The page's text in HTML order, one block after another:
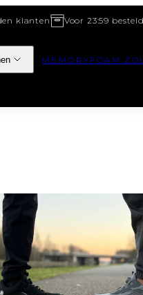
klanten Voor 23:59
MEMORYFOAM